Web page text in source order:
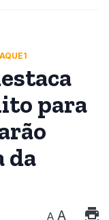
para
da
A A